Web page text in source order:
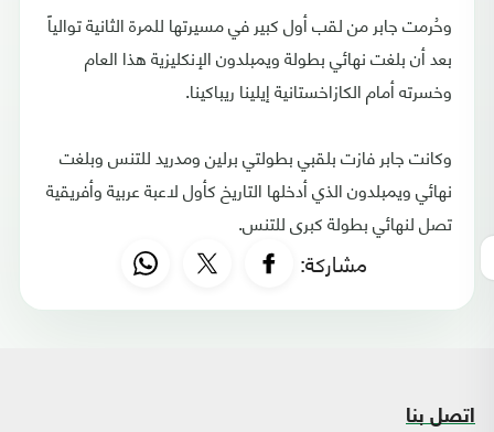
وحُرمت جابر من لقب أول كبير في مسيرتها للمرة الثانية توالياً
بعد أن بلغت نهائي بطولة ويمبلدون الإنكليزية هذا العام
وخسرته أمام الكازاخستانية إيلينا ريباكينا.
وكانت جابر فازت بلقبي بطولتي برلين ومدريد للتنس وبلغت
نهائي ويمبلدون الذي أدخلها التاريخ كأول لاعبة عربية وأفريقية
تصل لنهائي بطولة كبرى للتنس.
مشاركة:
اتصل بنا